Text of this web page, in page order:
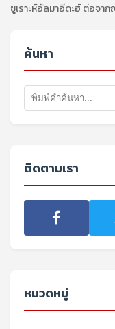
ซูเราะห์อัลมาอีดะฮ์ ต่อจา
ค้นหา
ติดตามเรา
หมวดหมู่